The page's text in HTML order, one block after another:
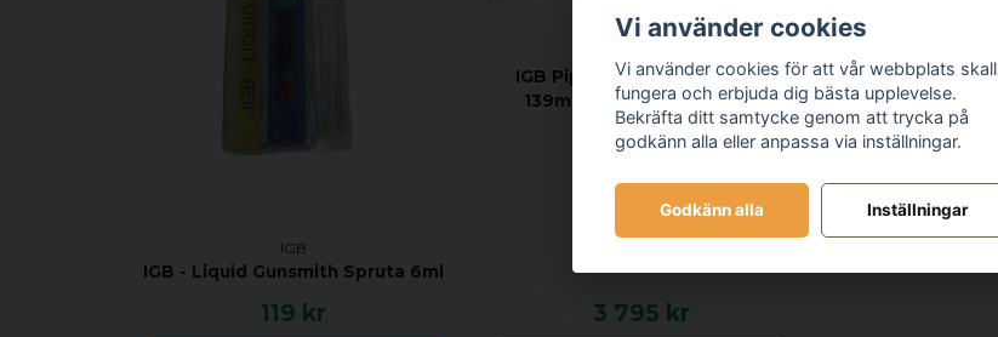
IGB
IGB - Liquid Gunsmith Spruta 6ml
119 kr
IGB Pipa CZ Shadow 2, 9x19
139mm, Gängad ½"-28TPI
3 795 kr
Vi använder cookies
Vi använder cookies för att vår webbplats skall
fungera och erbjuda dig bästa upplevelse.
Bekräfta ditt samtycke genom att trycka på
godkänn alla eller anpassa via inställningar.
Godkänn alla Inställningar